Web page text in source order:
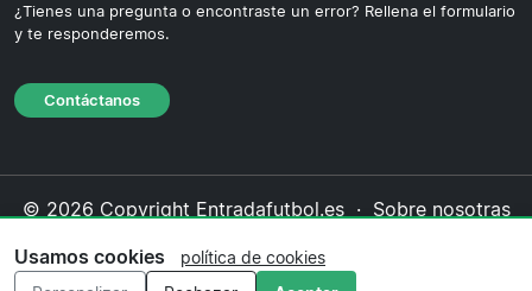
¿Tienes una pregunta o encontraste un error? Rellena el formulario
y te responderemos.
Contáctanos
© 2026 Copyright Entradafutbol.es · Sobre nosotras
cookies·Política editorial
Usamos cookies
política de cookies